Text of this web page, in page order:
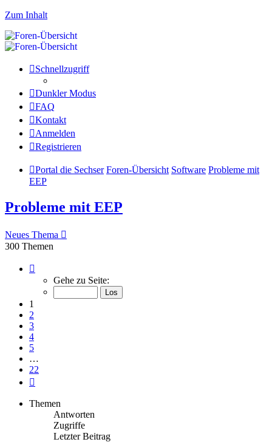
Zum Inhalt
Schnellzugriff
Dunkler Modus
FAQ
Kontakt
Anmelden
Registrieren
Portal die Sechser Foren-Übersicht Software Probleme mit
EEP
Probleme mit EEP
Neues Thema
300 Themen
von
Gehe zu Seite:
1
2
3
4
5
…
22
Themen
Antworten
Zugriffe
Letzter Beitrag